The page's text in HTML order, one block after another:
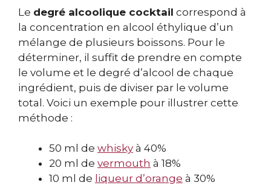
Le degré alcoolique cocktail correspond à
la concentration en alcool éthylique d’un
mélange de plusieurs boissons. Pour le
déterminer, il suffit de prendre en compte
le volume et le degré d’alcool de chaque
ingrédient, puis de diviser par le volume
total. Voici un exemple pour illustrer cette
méthode :
50 ml de whisky à 40%
20 ml de vermouth à 18%
10 ml de liqueur d’orange à 30%